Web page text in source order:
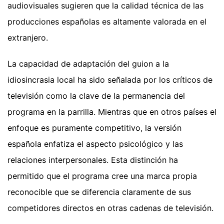
audiovisuales sugieren que la calidad técnica de las
producciones españolas es altamente valorada en el
extranjero.
La capacidad de adaptación del guion a la
idiosincrasia local ha sido señalada por los críticos de
televisión como la clave de la permanencia del
programa en la parrilla. Mientras que en otros países el
enfoque es puramente competitivo, la versión
española enfatiza el aspecto psicológico y las
relaciones interpersonales. Esta distinción ha
permitido que el programa cree una marca propia
reconocible que se diferencia claramente de sus
competidores directos en otras cadenas de televisión.